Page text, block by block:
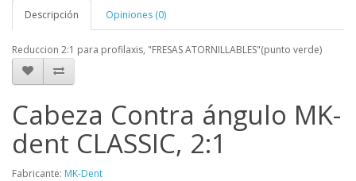
Descripción Opiniones (0)
Reduccion 2:1 para profilaxis, "FRESAS ATORNILLABLES"(punto verde)
Cabeza Contra ángulo MK-
dent CLASSIC, 2:1
Fabricante: MK-Dent